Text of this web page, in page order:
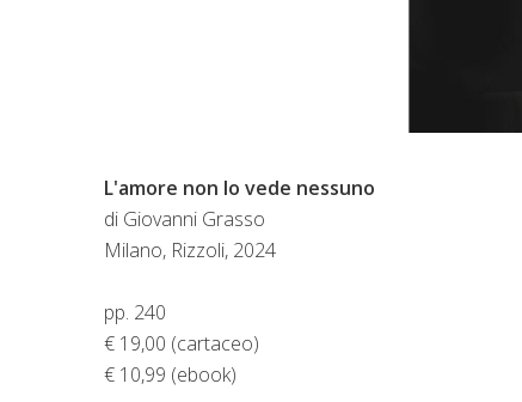
L'amore non lo vede nessuno
di Giovanni Grasso
Milano, Rizzoli, 2024
pp. 240
€ 19,00 (cartaceo)
€ 10,99 (ebook)